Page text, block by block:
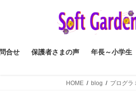
ツ
シ合せ 保護者さまの声 年長～小学生
HOME blog プログラ